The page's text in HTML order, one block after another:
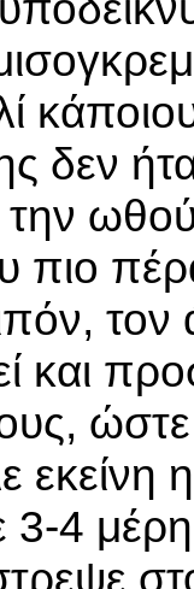
δεν
την
πιο
και
εκείνη
4